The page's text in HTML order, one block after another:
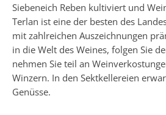
Siebeneich Reben kultiviert und
Terlan ist eine der besten des
mit zahlreichen Auszeichnungen
in die Welt des Weines, folgen Sie
nehmen Sie teil an
Winzern. In den Sektkellereien
Genüsse.